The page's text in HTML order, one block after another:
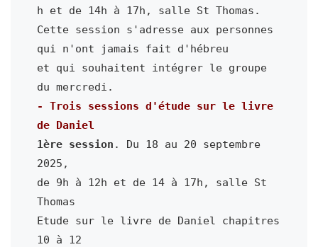
h et de 14h à 17h, salle St Thomas.
Cette session s'adresse aux personnes
qui n'ont jamais fait d'hébreu
et qui souhaitent intégrer le groupe
- Trois sessions d'étude sur le livre
1ère session . Du 18 au 20 septembre
2025,
de 9h à 12h et de 14 à 17h, salle St
Thomas
Etude sur le livre de Daniel chapitres
10 à 12